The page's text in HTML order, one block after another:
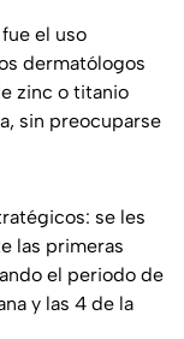
el uso
dermatólogos
zinc o titanio
sin preocuparse
se les
las primeras
el periodo de
y las 4 de la